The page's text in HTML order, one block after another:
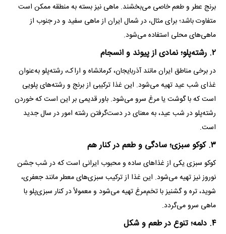
برنج عطر و طعم خاصی می‌بخشند. ماهی نیز بسته به منطقه ممکن است
متفاوت باشد؛ برای مثال، در شمال ایران از ماهی سفید و در جنوب از
ماهی‌های محلی استفاده می‌شود.
۲. رشته‌پلو؛ نمادی از پیوند و انسجام
در برخی مناطق ایران مانند آذربایجان، کرمانشاه و اراک، رشته‌پلو به‌عنوان
غذای شب عید تهیه می‌شود. این غذا ترکیبی از برنج و رشته‌های پلویی
است که با گوشت یا مرغ سرو می‌شود. باور قدیمی بر این است که خوردن
رشته‌پلو در شب عید، به معنای در دست‌گرفتن رشته امور در سال جدید
است.
۳. کوکو سبزی؛ سادگی و طعم در کنار هم
کوکو سبزی یکی از غذا‌های ساده و محبوب ایرانی است که در شب جشن
نوروز نیز تهیه می‌شود. این غذا از ترکیب سبزی‌های معطر مانند جعفری،
شوید، تره و گشنیز با تخم‌مرغ تهیه می‌شود و معمولاً در کنار سبزی‌پلو با
ماهی سرو می‌گردد.
۴. دلمه؛ تنوع در طعم و شکل